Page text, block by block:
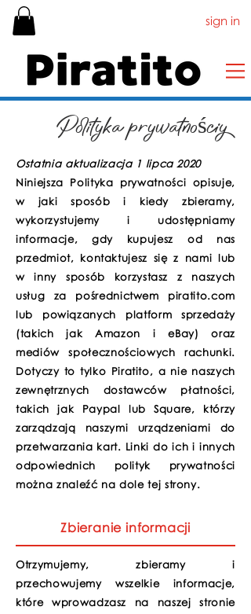
sign in
Polityka prywatności
Ostatnia aktualizacja 1 lipca 2020
Niniejsza Polityka prywatności opisuje,
w jaki sposób i kiedy zbieramy,
wykorzystujemy i udostępniamy
informacje, gdy kupujesz od nas
przedmiot, kontaktujesz się z nami lub
w inny sposób korzystasz z naszych
usług za pośrednictwem piratito.com
lub powiązanych platform sprzedaży
(takich jak Amazon i eBay) oraz
mediów społecznościowych rachunki.
Dotyczy to tylko Piratito, a nie naszych
zewnętrznych dostawców płatności,
takich jak Paypal lub Square, którzy
zarządzają naszymi urządzeniami do
przetwarzania kart. Linki do ich i innych
odpowiednich polityk prywatności
można znaleźć na dole tej strony.
Zbieranie informacji
Otrzymujemy, zbieramy i
przechowujemy wszelkie informacje,
które wprowadzasz na naszej stronie